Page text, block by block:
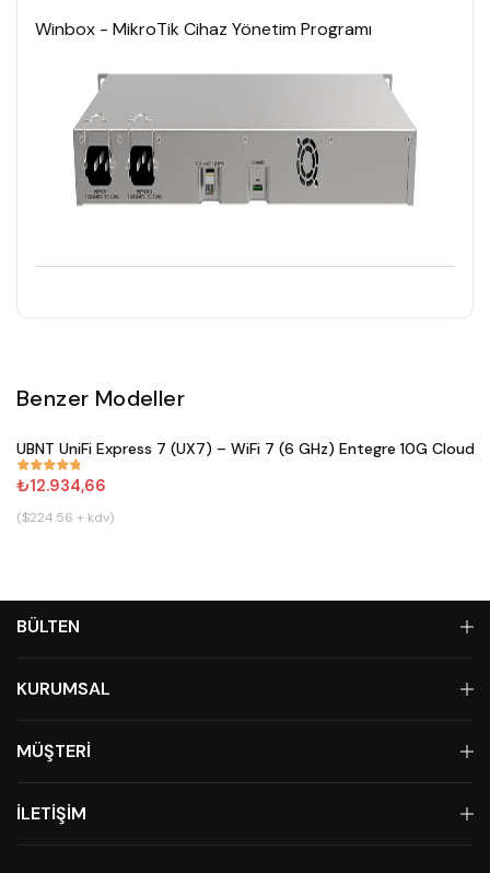
Winbox - MikroTik Cihaz Yönetim Programı
Benzer Modeller
#833
UBNT UniFi Express 7 (UX7) – WiFi 7 (6 GHz) Entegre 10G
₺12.934,66
($224.56 + kdv)
BÜLTEN
KURUMSAL
MÜŞTERİ
İLETİŞİM